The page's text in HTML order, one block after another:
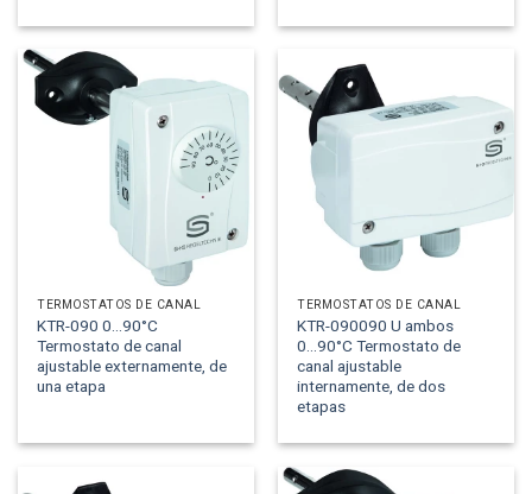
TERMOSTATOS DE CANAL
KTR-090 0...90°C
Termostato de canal
ajustable externamente, de
una etapa
TERMOSTATOS DE CANAL
KTR-090090 U ambos
0...90°C Termostato de
canal ajustable
internamente, de dos
etapas